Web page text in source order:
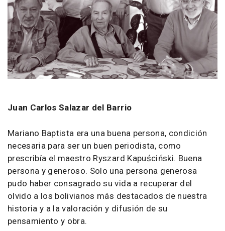
Juan Carlos Salazar del Barrio
Mariano Baptista era una buena persona, condición
necesaria para ser un buen periodista, como
prescribía el maestro Ryszard Kapuściński. Buena
persona y generoso. Solo una persona generosa
pudo haber consagrado su vida a recuperar del
olvido a los bolivianos más destacados de nuestra
historia y a la valoración y difusión de su
pensamiento y obra.